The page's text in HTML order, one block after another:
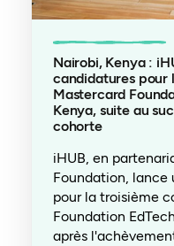
Nairobi, Kenya :
candidatures pour
Mastercard
Kenya, suite au
cohorte
iHUB, en
Foundation, lance
pour la troisième
Foundation
après